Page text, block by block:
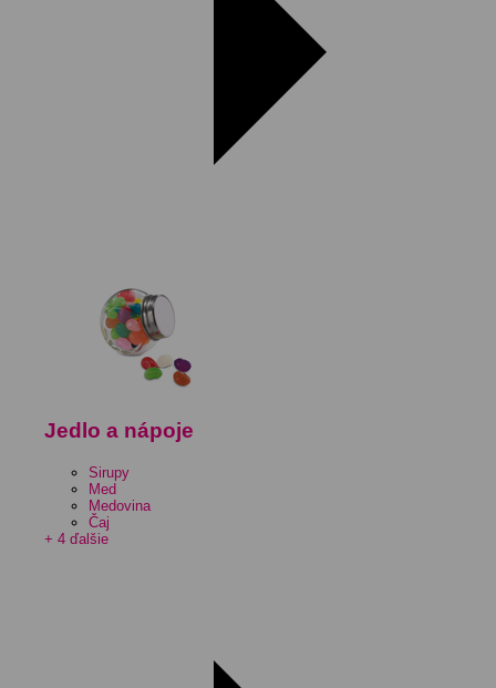
Jedlo a nápoje
Sirupy
Med
Medovina
Čaj
+ 4 ďalšie